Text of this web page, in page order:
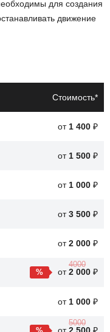
для создания
движение
колодок:
торможении.
торможение,
Стоимость*
от 1 400 ₽
от 1 500 ₽
от 1 000 ₽
от3 500 ₽
от2 000 ₽
от
4000
2 000 ₽
от 1 000 ₽
5000